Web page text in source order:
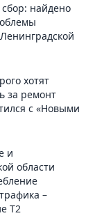
найдено
хотят
за ремонт
с «Новыми
и
области
–
T2